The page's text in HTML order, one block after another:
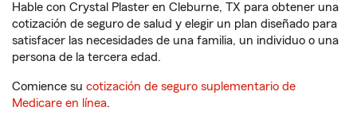
Hable con Crystal Plaster en Cleburne, TX para obtener una
cotización de seguro de salud y elegir un plan diseñado para
satisfacer las necesidades de una familia, un individuo o una
persona de la tercera edad.
Comience su cotización de seguro suplementario de
Medicare en línea.